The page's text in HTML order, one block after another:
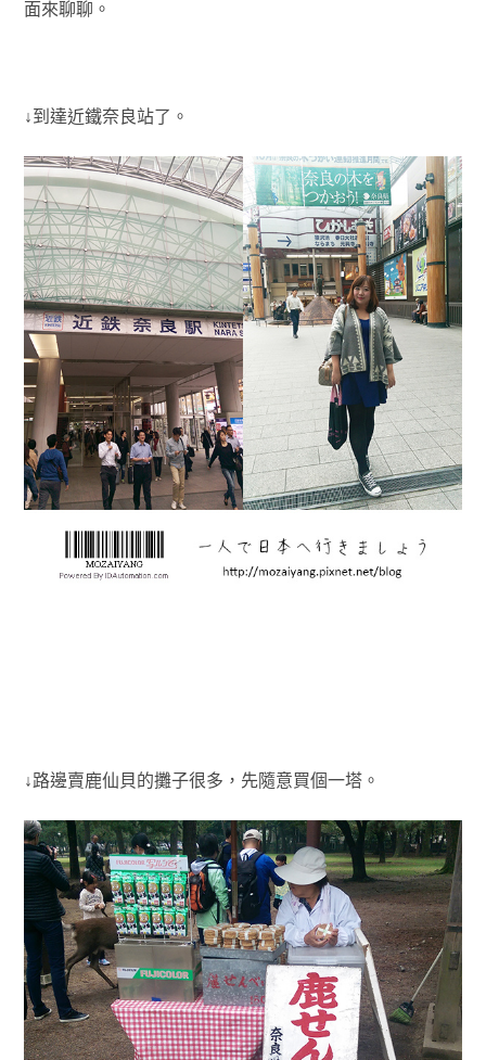
面來聊聊。
↓到達近鐵奈良站了。
↓路邊賣鹿仙貝的攤子很多，先隨意買個一塔。